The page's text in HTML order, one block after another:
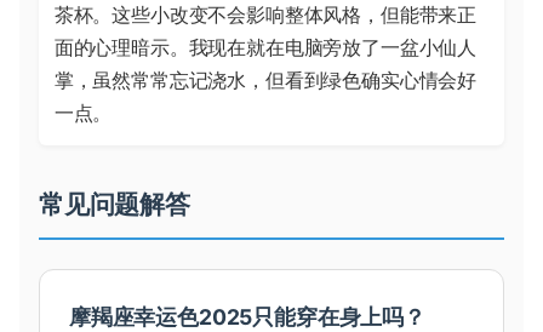
茶杯。这些小改变不会影响整体风格，但能带来正
面的心理暗示。我现在就在电脑旁放了一盆小仙人
掌，虽然常常忘记浇水，但看到绿色确实心情会好
一点。
常见问题解答
摩羯座幸运色2025只能穿在身上吗？